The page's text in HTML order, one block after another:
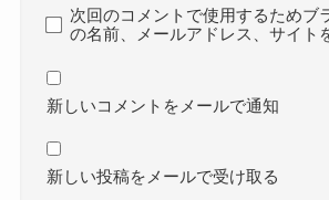
次回のコメントで使用するためブ
の名前、メールアドレス、サイト
新しいコメントをメールで通知
新しい投稿をメールで受け取る